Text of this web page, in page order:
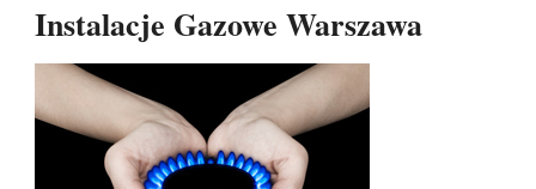
Instalacje Gazowe Warszawa